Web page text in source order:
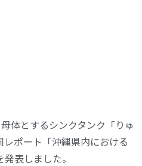
体とするシンクタンク「りゅ
ポート「沖縄県内における
表しました。